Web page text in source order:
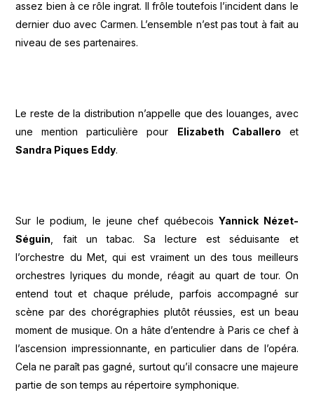
assez bien à ce rôle ingrat. Il frôle toutefois l’incident dans le
dernier duo avec Carmen. L’ensemble n’est pas tout à fait au
niveau de ses partenaires.
Le reste de la distribution n’appelle que des louanges, avec
une mention particulière pour
Elizabeth Caballero et
Sandra Piques Eddy.
Sur le podium, le jeune chef québecoisYannick Nézet-
Séguin, fait un tabac. Sa lecture est séduisante et
l’orchestre du Met, qui est vraiment un des tous meilleurs
orchestres lyriques du monde, réagit au quart de tour. On
entend tout et chaque prélude, parfois accompagné sur
scène par des chorégraphies plutôt réussies, est un beau
moment de musique. On a hâte d’entendre à Paris ce chef à
l’ascension impressionnante, en particulier dans de l’opéra.
Cela ne paraît pas gagné, surtout qu’il consacre une majeure
partie de son temps au répertoire symphonique.